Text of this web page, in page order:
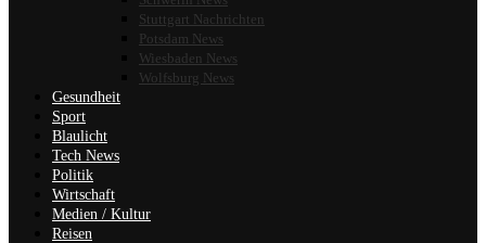
Stuttgart Nachrichten
Potsdam News
Wiesbaden News
Wolfsburg News
Gesundheit
Sport
Blaulicht
Tech News
Politik
Wirtschaft
Medien / Kultur
Reisen